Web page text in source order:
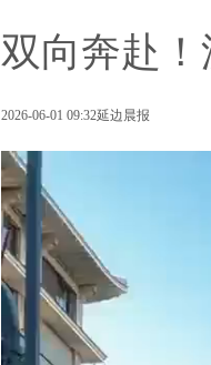
双向奔赴
2026-06-01 09:32延边晨报